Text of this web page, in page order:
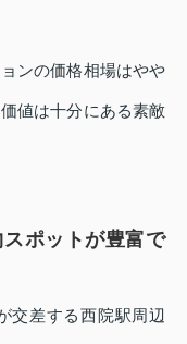
ンの価格相場はやや
値は十分にある素敵
ポットが豊富で
交差する西院駅周辺